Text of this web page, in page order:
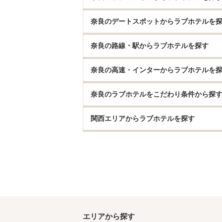
奈良のデートスポットからラブホテルを
奈良の路線・駅からラブホテルを探す
奈良の高速・インターからラブホテルを
奈良のラブホテルをこだわり条件から探す
関西エリアからラブホテルを探す
エリアから探す